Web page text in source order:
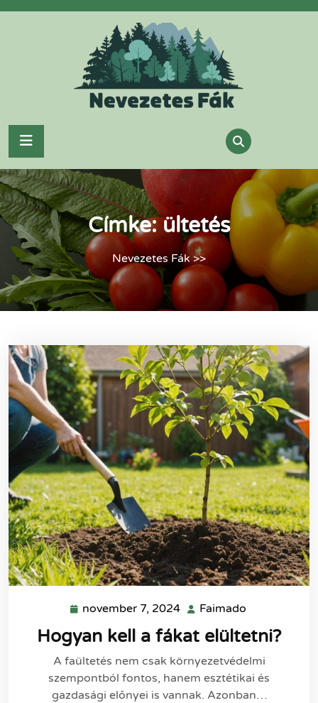
Skip
Címke:ültetés
Nevezetes Fák>>
november 7, 2024 november
2024
Faimado
Hogyan kell a fákat elültetni?
A faültetés nem csak környezetvédelmi
szempontból fontos, hanem esztétikai és
gazdasági előnyei is vannak. Azonban…